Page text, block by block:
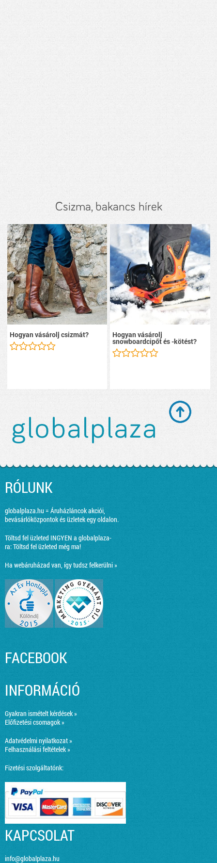
Csizma, bakancs hírek
Hogyan vásárolj csizmát? Hogyan vásárolj
snowboardcipőt és -kötést?
RÓLUNK
globalplaza.hu = Áruházláncok akciói,
bevásárlóközpontok és üzletek egy oldalon.
Töltsd fel üzleted INGYEN a globalplaza-
ra:Töltsd fel üzleted még ma!
Ha webáruházad van, így tudsz felkerülni »
FACEBOOK
INFORMÁCIÓ
Gyakran ismételt kérdések »
Előfizetési csomagok »
Adatvédelmi nyilatkozat »
Felhasználási feltételek »
Fizetési szolgáltatónk:
KAPCSOLAT
info@globalplaza.hu